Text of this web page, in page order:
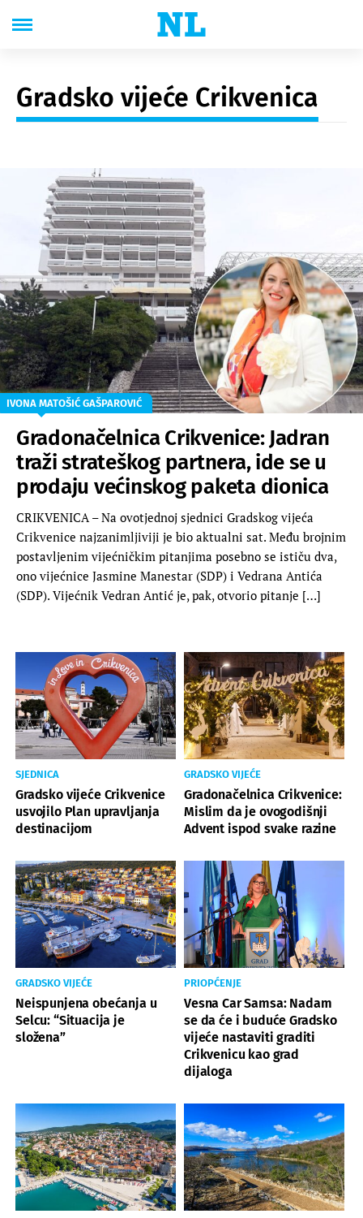
Gradsko vijeće Crikvenica
IVONA MATOŠIĆ GAŠPAROVIĆ
Gradonačelnica Crikvenice: Jadran
traži strateškog partnera, ide se u
prodaju većinskog paketa dionica
CRIKVENICA – Na ovotjednoj sjednici Gradskog vijeća
Crikvenice najzanimljiviji je bio aktualni sat. Među brojnim
postavljenim vijećničkim pitanjima posebno se ističu dva,
ono vijećnice Jasmine Manestar (SDP) i Vedrana Antića
(SDP). Vijećnik Vedran Antić je, pak, otvorio pitanje […]
SJEDNICA
Gradsko vijeće Crikvenice
usvojilo Plan upravljanja
destinacijom
GRADSKO VIJEĆE
Gradonačelnica Crikvenice:
Mislim da je ovogodišnji
Advent ispod svake razine
GRADSKO VIJEĆE
Neispunjena obećanja u
Selcu: “Situacija je
složena”
PRIOPĆENJE
Vesna Car Samsa: Nadam
se da će i buduće Gradsko
vijeće nastaviti graditi
Crikvenicu kao grad
dijaloga